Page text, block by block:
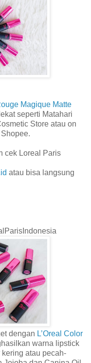
Magique Matte
seperti Matahari
Store atau on
cek Loreal Paris
atau bisa langsung
dengan L’Oreal Color
warna lipstick
atau pecah-